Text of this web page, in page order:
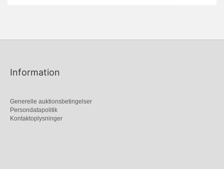
Information
Generelle auktionsbetingelser
Persondatapolitik
Kontaktoplysninger